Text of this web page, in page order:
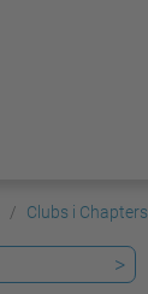
Clubs i Chapters
>